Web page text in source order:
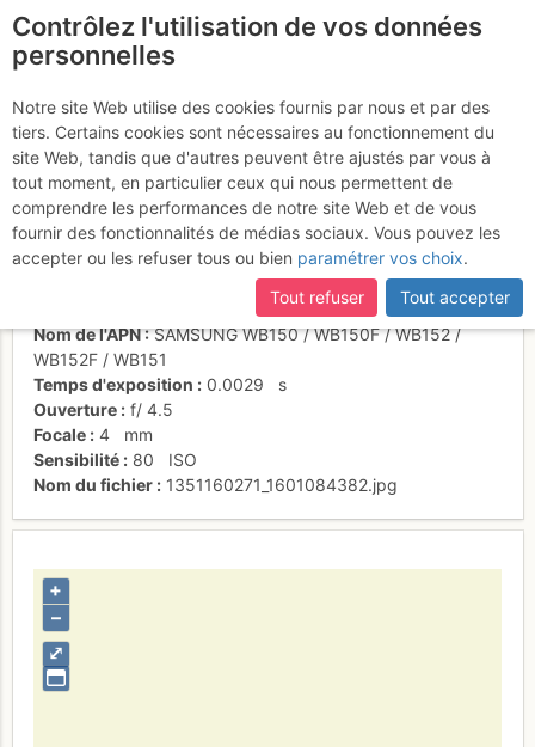
La crête du Pin
Activités
Date/heure
24 oct. 2012 02:20
Contributeur
RollingStone
individuel (CC by-nc-nd)
Nom de l'APN
SAMSUNG WB150 / WB150F / WB152 /
WB152F / WB151
Temps d'exposition
0.0029
s
Ouverture
f/ 4.5
Focale
4
mm
Sensibilité
80
ISO
Nom du fichier
1351160271_1601084382.jpg
⤢
+
–
Contrôlez l'utilisation de vos données
personnelles
Notre site Web utilise des cookies fournis par nous et par des
tiers. Certains cookies sont nécessaires au fonctionnement du
site Web, tandis que d'autres peuvent être ajustés par vous à
tout moment, en particulier ceux qui nous permettent de
comprendre les performances de notre site Web et de vous
fournir des fonctionnalités de médias sociaux. Vous pouvez les
accepter ou les refuser tous ou bien paramétrer vos choix.
Tout refuser
Tout accepter